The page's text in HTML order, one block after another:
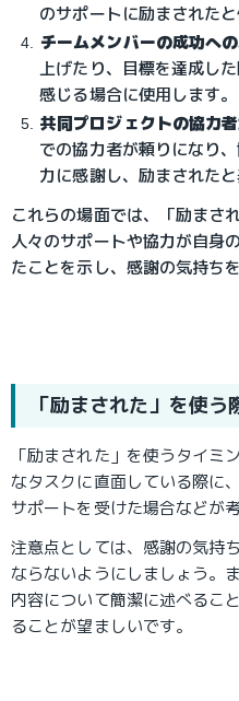
のサポートに励まされたと
チームメンバーの成功へ
上げたり、目標を達成し
感じる場合に使用します。
共同プロジェクトの協力
での協力者が頼りになり
力に感謝し、励まされたと
これらの場面では、「励まさ
人々のサポートや協力が自身
たことを示し、感謝の気持ち
「励まされた」を使う
「励まされた」を使うタイミ
なタスクに直面している際に
サポートを受けた場合などが
注意点としては、感謝の気持
ならないようにしましょう。
内容について簡潔に述べるこ
ることが望ましいです。